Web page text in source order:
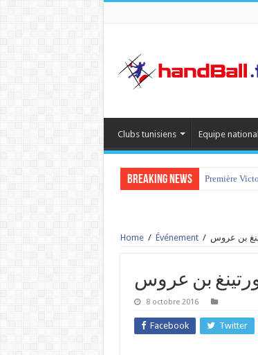
Clubs tunisiens Equipe
Breaking News Première
Home / Événement /
8 octobre 2016
Facebook Twitter